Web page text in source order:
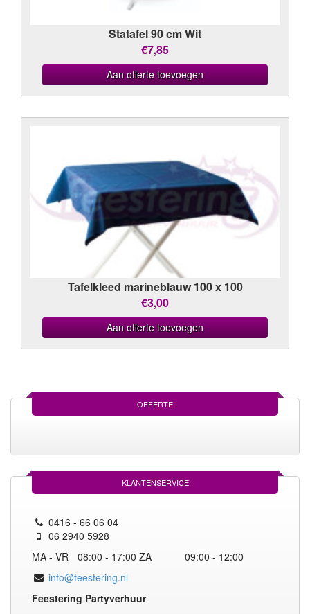
Statafel 90 cm Wit
€7,85
Aan offerte toevoegen
Tafelkleed marineblauw 100 x 100
€3,00
Aan offerte toevoegen
OFFERTE
KLANTENSERVICE
0416 - 66 06 04
06 2940 5928
MA - VR
08:00 - 17:00 ZA
09:00 - 12:00
info@feestering.nl
Feestering Partyverhuur